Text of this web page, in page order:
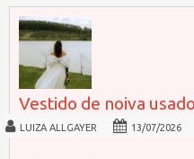
Vestido de noiva
LUIZA ALLGAYER 13/07/2026